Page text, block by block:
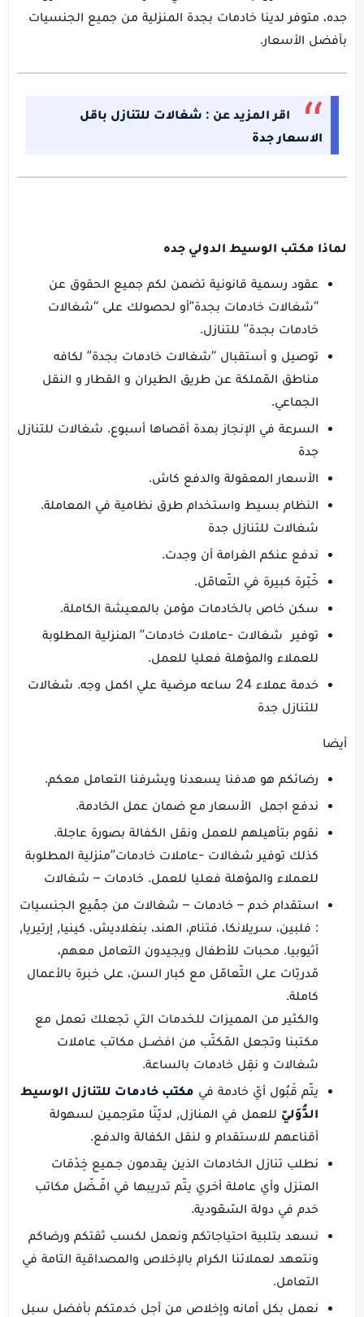
جده، متوفر لدينا خادمات بجدة المنزلية من جميع الجنسيات
بأفضل الأسعار.
اقر المزيد عن : شغالات للتنازل باقل
الاسعار جدة
لماذا مكـتب الوسيط الدولي جده
عقود رسمية قانونية تضمن لكم جميع الحقوق عن
“شغالات خادمات بجدة”أو لحصولك على “شغالات
خادمات بجدة” للتنازل.
توصيل و أستقبال “شغالات خادمات بجدة” لكافه
مناطق المّملكة عن طريق الطيران و القطار و النقل
الجماعي.
السرعة في الإنجاز بمدة أقصاها أسبوع. شغالات للتنازل
جدة
الأسعار المعقولة والدفع كاش.
النظام بسيط واستخدام طرق نظامية في المعاملة.
شغالات للتنازل جدة
ندفع عنكم الغرامة أن وجدت.
خّبّرة كبيرة في التّعامّل.
سكن خاص بالخادمات مؤمن بالمعيشة الكاملة.
توفير شغالات -عاملات خادمات” المنزلية المطلوبة
للعملاء والمؤهلة فعليا للعمل.
خدمة عملاء 24 ساعه مرضية علي اكمل وجه. شغالات
للتنازل جدة
أيضا
رضائكم هو هدفنا يسعدنا ويشرفنا التعامل معكم.
ندفع اجمل الأسعار مع ضمان عمل الخادمة.
نقوم بتأهيلهم للعمل ونقل الكفالة بصورة عاجلة.
كذلك توفير شغالات -عاملات خادمات”منزلية المطلوبة
للعملاء والمؤهلة فعليا للعمل. خادمات – شغالات
استقدام خدم – خادمات – شغالات من جمًيع الجنسيات
: فلبين، سريلانكا، فتنام، الهند، بنغلاديش، كينيا, إرتيريا,
أثيوبيا. محبات للأطفال ويجيدون التعامل معهم،
مّدربّات على التّعامّل مع كبار السن، على خبرة بالأعمال
كاملة.
والكثير من المميزات للخدمات التي تجعلك تعمل مع
مكتبنا وتجعل المّكتّب من افضــل مكاتب عاملات
شغالات و نقِل خادمات بالساعة.
يتّم قَبُول أيّ خادمة في مكتب خادمات للتنازل الوسيط
الدُّوَليّ للعمل في المنازل, لديّنّا مترجمين لسهولة
أقناعهم للاستقدام و لنقل الكفالة والدفع.
نطلب تنازل الخادمات الذين يقدمون جـميع خِدْمَات
المنزل وأي عاملة أخري يتّم تدريبها في افّــضّل مكاتب
خدم في دولة السّعّودية.
نسعد بتلبية احتياجاتكم ونعمل لكسب ثقتكم ورضاكم
ونتعهد لعملائنا الكرام بالإخلاص والمصداقية التامة في
التعامل.
نعمل بكل أمانه وإخلاص من أجل خدمتكم بأفضل سبل